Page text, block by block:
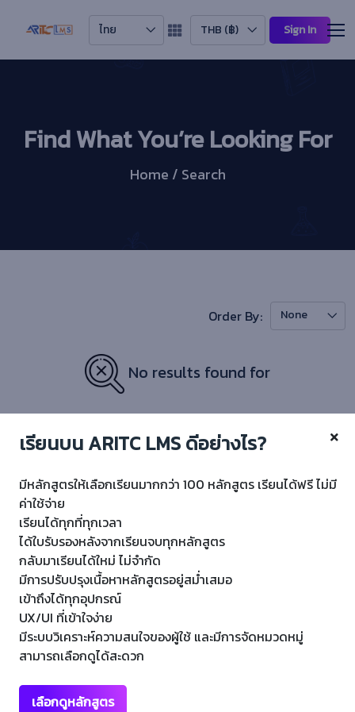
ไทย THB (฿) Sign In
Find What You’re Looking For
Home / Search
Order By: None
No results found for
เรียนบน ARITC LMS ดีอย่างไร?
มีหลักสูตรให้เลือกเรียนมากกว่า 100 หลักสูตร เรียนได้ฟรี ไม่มี
ค่าใช้จ่าย
เรียนได้ทุกที่ทุกเวลา
ได้ใบรับรองหลังจากเรียนจบทุกหลักสูตร
กลับมาเรียนได้ใหม่ ไม่จำกัด
มีการปรับปรุงเนื้อหาหลักสูตรอยู่สม่ำเสมอ
เข้าถึงได้ทุกอุปกรณ์
UX/UI ที่เข้าใจง่าย
มีระบบวิเคราะห์ความสนใจของผู้ใช้ และมีการจัดหมวดหมู่
สามารถเลือกดูได้สะดวก
เลือกดูหลักสูตร
Copyright © 2022 ARITC LMS
สำนักวิทยบริการและเทคโนโลยีสารสนเทศ มหาวิทยาลัยราชภัฏเทพสตรี
เมนูลัด